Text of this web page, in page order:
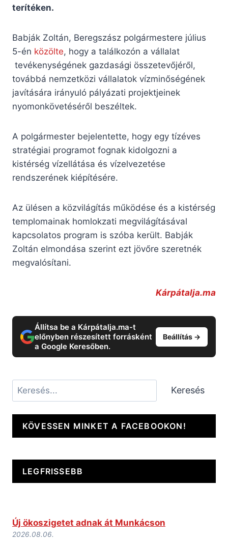
terítéken.
Babják Zoltán, Beregszász polgármestere július
5-én közölte, hogy a találkozón a vállalat
tevékenységének gazdasági összetevőjéről,
továbbá nemzetközi vállalatok vízminőségének
javítására irányuló pályázati projektjeinek
nyomonkövetéséről beszéltek.
A polgármester bejelentette, hogy egy tízéves
stratégiai programot fognak kidolgozni a
kistérség vízellátása és vízelvezetése
rendszerének kiépítésére.
Az ülésen a közvilágítás működése és a kistérség
templomainak homlokzati megvilágításával
kapcsolatos program is szóba került. Babják
Zoltán elmondása szerint ezt jövőre szeretnék
megvalósítani.
Kárpátalja.ma
Állítsa be a Kárpátalja.ma-t
előnyben részesített forrásként
a Google Keresőben.
Beállítás →
Keresés Keresés
KÖVESSEN MINKET A FACEBOOKON!
LEGFRISSEBB
Új ökoszigetet adnak át Munkácson
2026.08.06.